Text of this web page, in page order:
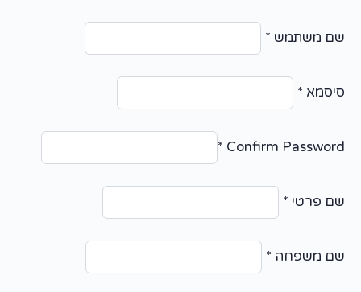
שם משתמש *
סיסמא *
Confirm Password
*
שם פרטי *
שם משפחה *